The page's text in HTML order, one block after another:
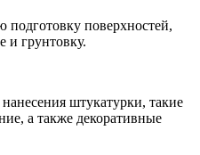
подготовку поверхностей,
и грунтовку.
штукатурки, такие
а также декоративные